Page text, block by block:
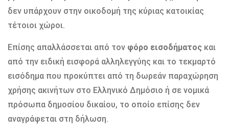
δεν υπάρχουν στην οικοδομή της κύριας κατοικίας
τέτοιοι χώροι.
Επίσης απαλλάσσεται από τον φόρο εισοδήματος και
από την ειδική εισφορά αλληλεγγύης και το τεκμαρτό
εισόδημα που προκύπτει από τη δωρεάν παραχώρηση
χρήσης ακινήτων στο Ελληνικό Δημόσιο ή σε νομικά
πρόσωπα δημοσίου δικαίου, το οποίο επίσης δεν
αναγράφεται στη δήλωση.